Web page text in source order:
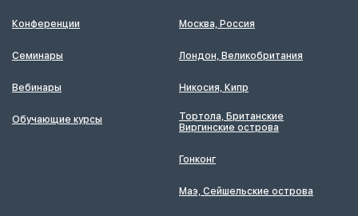
Конференции
Семинары
Вебинары
Обучающие курсы
Москва, Россия
Лондон, Великобритания
Никосия, Кипр
Тортола, Британские
Виргинские острова
Гонконг
Маэ, Сейшельские острова